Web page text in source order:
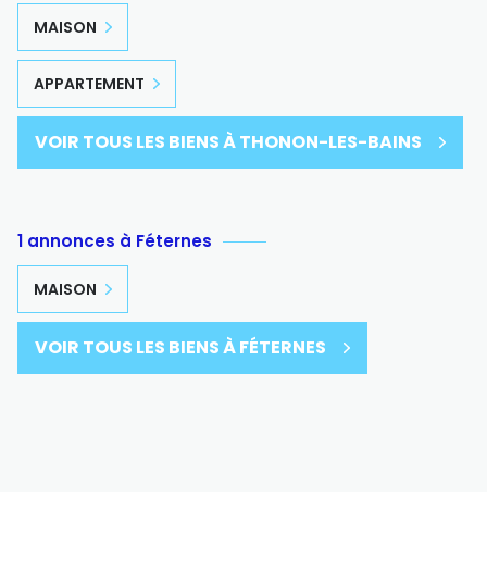
MAISON
APPARTEMENT
VOIR TOUS LES BIENS À THONON-LES-BAINS
1 annonces à Féternes
MAISON
VOIR TOUS LES BIENS À FÉTERNES